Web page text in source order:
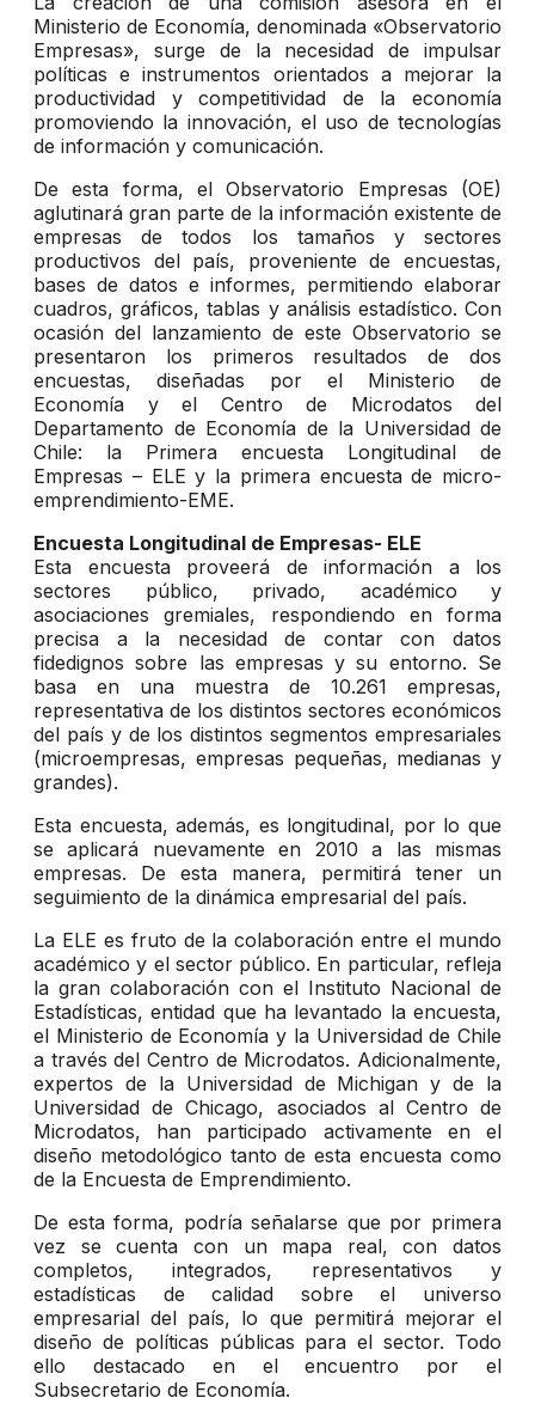
Ministerio de Economía, denominada «Observatorio
Empresas», surge de la necesidad de impulsar
políticas e instrumentos orientados a mejorar la
productividad y competitividad de la economía
promoviendo la innovación, el uso de tecnologías
de información y comunicación.
De esta forma, el Observatorio Empresas (OE)
aglutinará gran parte de la información existente de
empresas de todos los tamaños y sectores
productivos del país, proveniente de encuestas,
bases de datos e informes, permitiendo elaborar
cuadros, gráficos, tablas y análisis estadístico. Con
ocasión del lanzamiento de este Observatorio se
presentaron los primeros resultados de dos
encuestas, diseñadas por el Ministerio de
Economía y el Centro de Microdatos del
Departamento de Economía de la Universidad de
Chile: la Primera encuesta Longitudinal de
Empresas – ELE y la primera encuesta de micro-
emprendimiento-EME.
Encuesta Longitudinal de Empresas- ELE
Esta encuesta proveerá de información a los
sectores público, privado, académico y
asociaciones gremiales, respondiendo en forma
precisa a la necesidad de contar con datos
fidedignos sobre las empresas y su entorno. Se
basa en una muestra de 10.261 empresas,
representativa de los distintos sectores económicos
del país y de los distintos segmentos empresariales
(microempresas, empresas pequeñas, medianas y
grandes).
Esta encuesta, además, es longitudinal, por lo que
se aplicará nuevamente en 2010 a las mismas
empresas. De esta manera, permitirá tener un
seguimiento de la dinámica empresarial del país.
La ELE es fruto de la colaboración entre el mundo
académico y el sector público. En particular, refleja
la gran colaboración con el Instituto Nacional de
Estadísticas, entidad que ha levantado la encuesta,
el Ministerio de Economía y la Universidad de Chile
a través del Centro de Microdatos. Adicionalmente,
expertos de la Universidad de Michigan y de la
Universidad de Chicago, asociados al Centro de
Microdatos, han participado activamente en el
diseño metodológico tanto de esta encuesta como
de la Encuesta de Emprendimiento.
De esta forma, podría señalarse que por primera
vez se cuenta con un mapa real, con datos
completos, integrados, representativos y
estadísticas de calidad sobre el universo
empresarial del país, lo que permitirá mejorar el
diseño de políticas públicas para el sector. Todo
ello destacado en el encuentro por el
Subsecretario de Economía.